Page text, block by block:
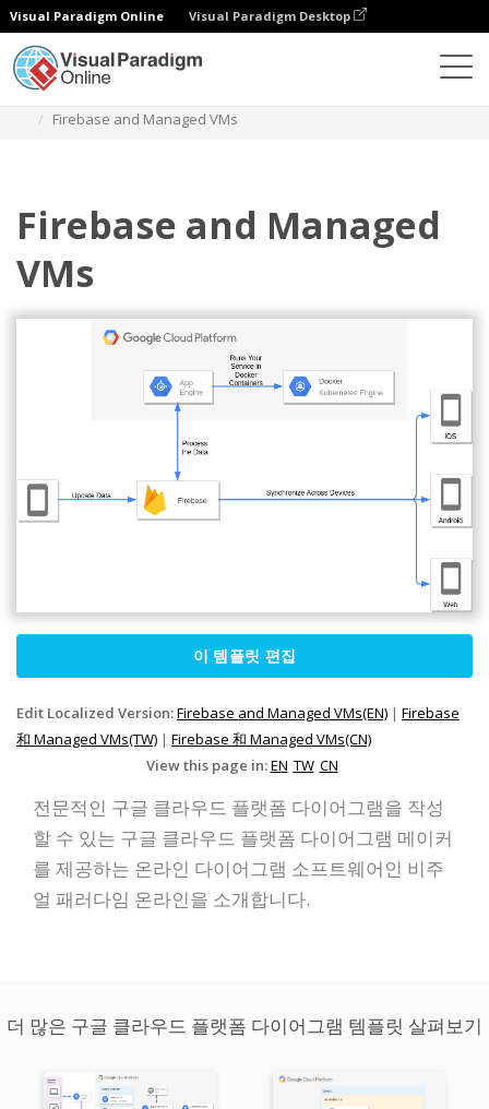
Visual Paradigm Online Visual Paradigm Desktop
Firebase and Managed VMs
Firebase and Managed
VMs
이 템플릿 편집
Edit Localized Version:Firebase and Managed VMs(EN) | Firebase
和 Managed VMs(TW) | Firebase 和 Managed VMs(CN)
View this page in:EN TW CN
전문적인 구글 클라우드 플랫폼 다이어그램을 작성
할 수 있는 구글 클라우드 플랫폼 다이어그램 메이커
를 제공하는 온라인 다이어그램 소프트웨어인 비주
얼 패러다임 온라인을 소개합니다.
더 많은 구글 클라우드 플랫폼 다이어그램 템플릿 살펴보기